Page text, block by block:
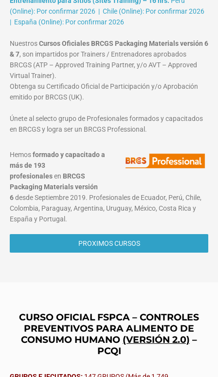
(Online): Por confirmar 2026 | Chile (Online): Por confirmar 2026
| España (Online): Por confirmar 2026
NuestrosCursos Oficiales BRCGS Packaging Materials versión 6
& 7, son impartidos por Trainers / Entrenadores aprobados
BRCGS (ATP – Approved Training Partner, y/o AVT – Approved
Virtual Trainer).
Obtenga su Certificado Oficial de Participación y/o Aprobación
emitido por BRCGS (UK).
Únete al selecto grupo de Profesionales formados y capacitados
en BRCGS y logra ser un BRCGS Professional.
Hemosformado y capacitado a
más de 193
profesionalesen BRCGS
Packaging Materialsversión
6desde Septiembre 2019. Profesionales de Ecuador, Perú, Chile,
Colombia, Paraguay, Argentina, Uruguay, México, Costa Rica y
España y Portugal.
PROXIMOS CURSOS
CURSO OFICIAL FSPCA – CONTROLES
PREVENTIVOS PARA ALIMENTO DE
CONSUMO HUMANO (VERSIÓN 2.0) –
PCQI